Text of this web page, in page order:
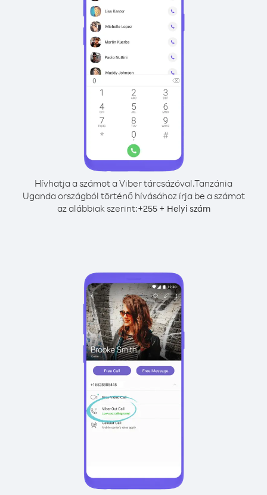
Hívhatja a számot a Viber tárcsázóval.Tanzánia
Uganda országból történő hívásához írja be a számot
az alábbiak szerint:+255+ Helyi szám